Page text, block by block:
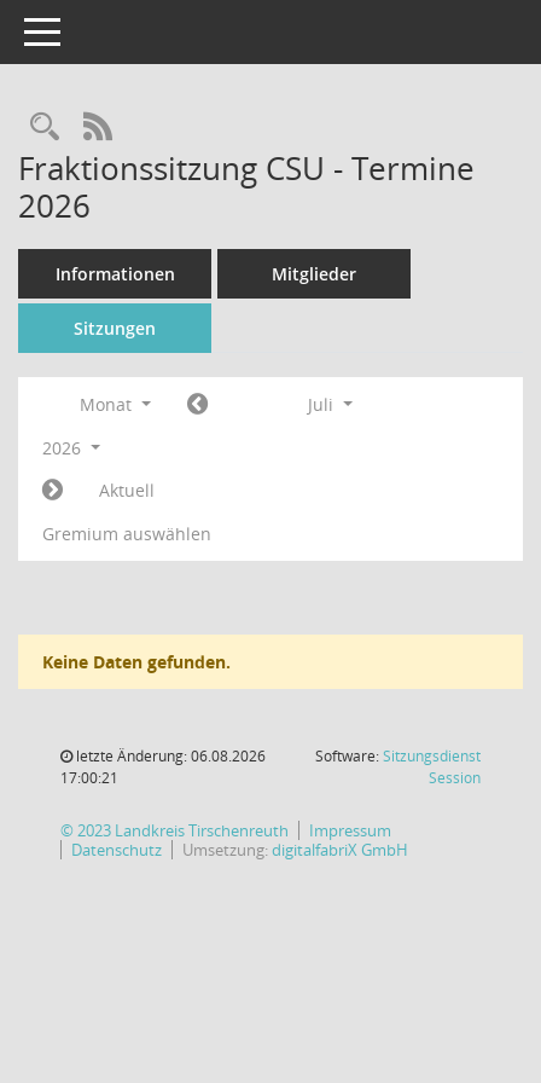
Toggle navigation
Rechercheauswahl
RSS-Feed
Fraktionssitzung CSU - Termine
2026
Informationen Mitglieder
Sitzungen
Monat
Juli
2026
Aktuell
Gremium auswählen
Keine Daten gefunden.
letzte Änderung: 06.08.2026
17:00:21
Software:Sitzungsdienst
Session(Wird in
© 2023 Landkreis Tirschenreuth
Impressum
Datenschutz
Umsetzung:digitalfabriX GmbH